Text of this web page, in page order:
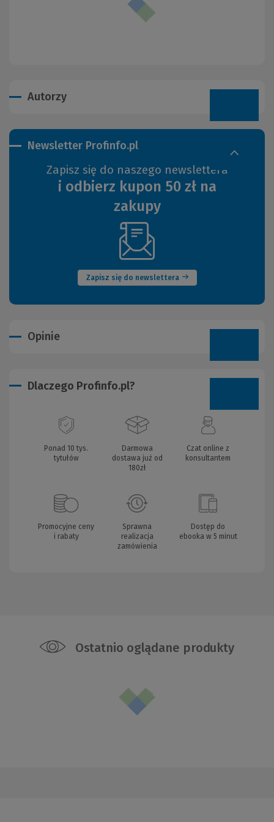
Autorzy
Newsletter Profinfo.pl
Zapisz się do naszego newslettera
i odbierz kupon 50 zł na
zakupy
Zapisz się do newslettera
(Nowe
okno)
Opinie
Dlaczego Profinfo.pl?
Ponad 10 tys.
tytułów
Darmowa
dostawa już od
180zł
Czat online z
konsultantem
Promocyjne ceny
i rabaty
Sprawna
realizacja
zamówienia
Dostęp do
ebooka w 5 minut
Ostatnio oglądane produkty